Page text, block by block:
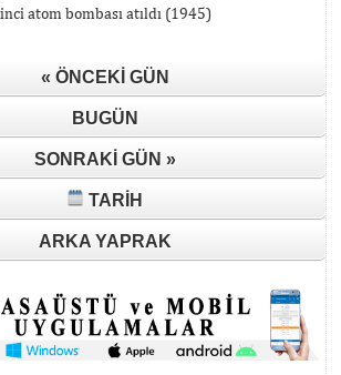
atom bombası atıldı (1945)
« ÖNCEKI GÜN
BUGÜN
SONRAKI GÜN »
TARIH
ARKA YAPRAK